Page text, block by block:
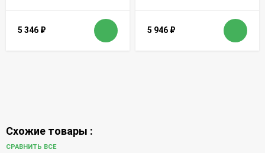
5 346 ₽ 5 946 ₽
Схожие товары :
СРАВНИТЬ ВСЕ